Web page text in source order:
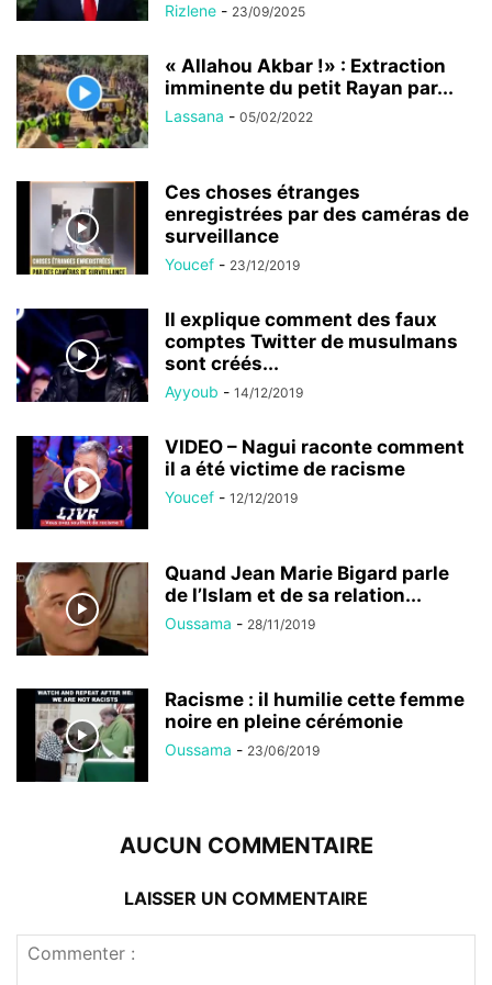
Rizlene - 23/09/2025
« Allahou Akbar !» : Extraction
imminente du petit Rayan par...
Lassana - 05/02/2022
Ces choses étranges
enregistrées par des caméras de
surveillance
Youcef - 23/12/2019
Il explique comment des faux
comptes Twitter de musulmans
sont créés...
Ayyoub - 14/12/2019
VIDEO – Nagui raconte comment
il a été victime de racisme
Youcef - 12/12/2019
Quand Jean Marie Bigard parle
de l’Islam et de sa relation...
Oussama - 28/11/2019
Racisme : il humilie cette femme
noire en pleine cérémonie
Oussama - 23/06/2019
AUCUN COMMENTAIRE
LAISSER UN COMMENTAIRE